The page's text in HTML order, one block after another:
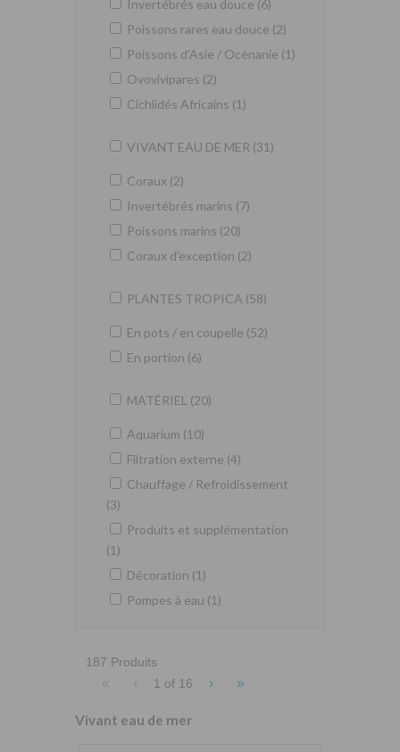
Invertébrés eau douce (6)
Poissons rares eau douce (2)
Poissons d'Asie / Océnanie (1)
Ovovivipares (2)
Cichlidés Africains (1)
VIVANT EAU DE MER (31)
Coraux (2)
Invertébrés marins (7)
Poissons marins (20)
Coraux d'exception (2)
PLANTES TROPICA (58)
En pots / en coupelle (52)
En portion (6)
MATÉRIEL (20)
Aquarium (10)
Filtration externe (4)
Chauffage / Refroidissement
(3)
Produits et supplémentation
(1)
Décoration (1)
Pompes à eau (1)
187 Produits
« ‹ 1 of 16 › »
Vivant eau de mer